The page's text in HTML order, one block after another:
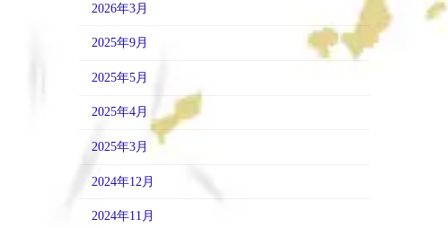
2026年3月
2025年9月
2025年5月
2025年4月
2025年3月
2024年12月
2024年11月